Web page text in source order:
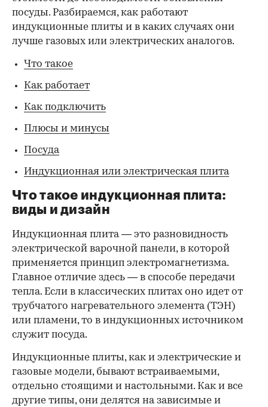
посуды. Разбираемся, как работают
индукционные плиты и в каких случаях они
лучше газовых или электрических аналогов.
Что такое
Как работает
Как подключить
Плюсы и минусы
Посуда
Индукционная или электрическая плита
Что такое индукционная плита:
виды и дизайн
Индукционная плита — это разновидность
электрической варочной панели, в которой
применяется принцип электромагнетизма.
Главное отличие здесь — в способе передачи
тепла. Если в классических плитах оно идет от
трубчатого нагревательного элемента (ТЭН)
или пламени, то в индукционных источником
служит посуда.
Индукционные плиты, как и электрические и
газовые модели, бывают встраиваемыми,
отдельно стоящими и настольными. Как и все
другие типы, они делятся на зависимые и